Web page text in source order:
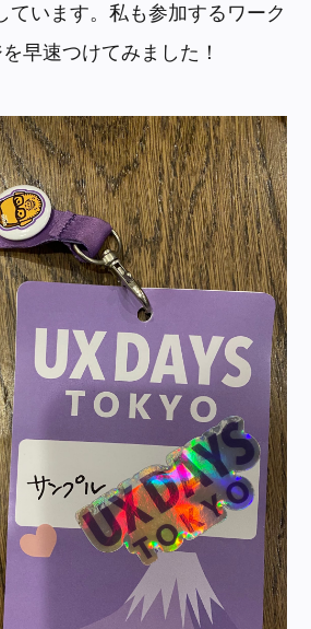
ています。私も参加するワーク
早速つけてみました！